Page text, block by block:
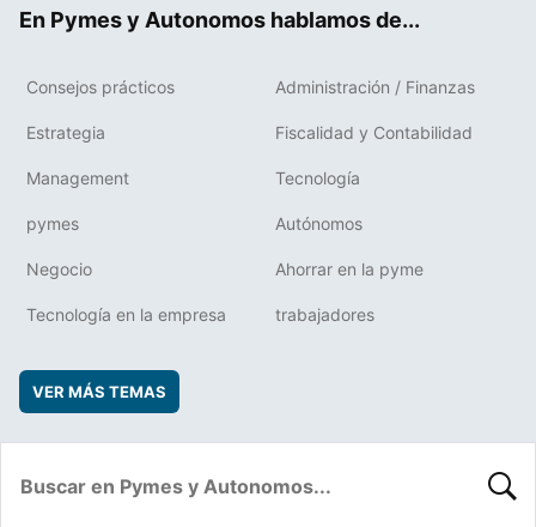
En Pymes y Autonomos hablamos de...
Consejos prácticos Administración / Finanzas
Estrategia Fiscalidad y Contabilidad
Management Tecnología
pymes Autónomos
Negocio Ahorrar en la pyme
Tecnología en la empresa trabajadores
VER MÁS TEMAS